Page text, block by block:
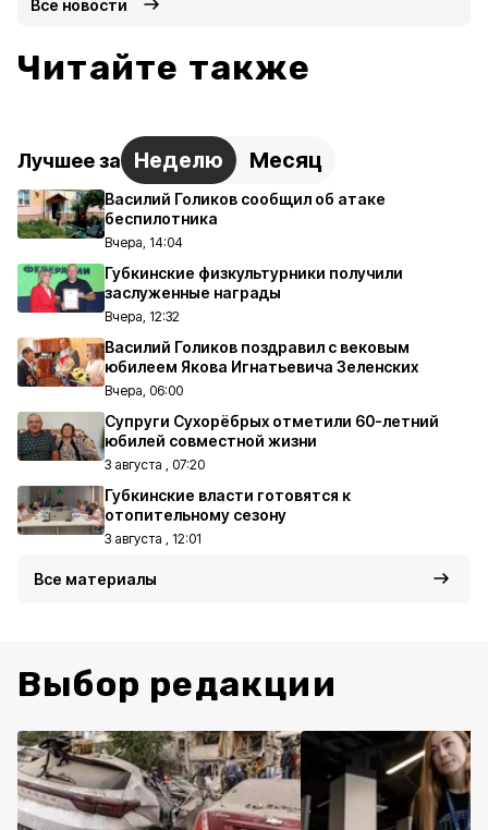
Все новости
Читайте также
Лучшее за Неделю Месяц
Василий Голиков сообщил об атаке
беспилотника
Вчера, 14:04
Губкинские физкультурники получили
заслуженные награды
Вчера, 12:32
Василий Голиков поздравил с вековым
юбилеем Якова Игнатьевича Зеленских
Вчера, 06:00
Супруги Сухорёбрых отметили 60-летний
юбилей совместной жизни
3 августа , 07:20
Губкинские власти готовятся к
отопительному сезону
3 августа , 12:01
Все материалы
Выбор редакции